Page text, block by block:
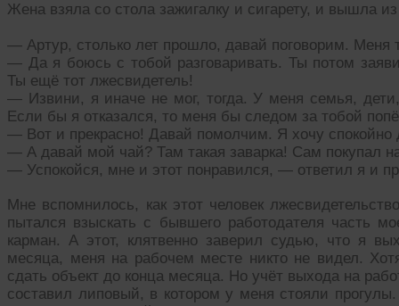
Жена взяла со стола зажигалку и сигарету, и вышла из
— Артур, столько лет прошло, давай поговорим. Меня
— Да я боюсь с тобой разговаривать. Ты потом
Ты ещё тот лжесвидетель!
— Извини, я иначе не мог, тогда. У меня семья,
Если бы я отказался, то меня бы следом за тобой
— Вот и прекрасно! Давай помолчим. Я хочу спокойно
— А давай мой чай? Там такая заварка! Сам покупал
— Успокойся, мне и этот понравился, — ответил я и
Мне вспомнилось, как этот человек
пытался взыскать с бывшего работодателя часть
карман. А этот, клятвенно заверил судью, что я
месяца, меня на рабочем месте никто не видел.
сдать объект до конца месяца. Но учёт выхода на
составил липовый, в котором у меня стояли